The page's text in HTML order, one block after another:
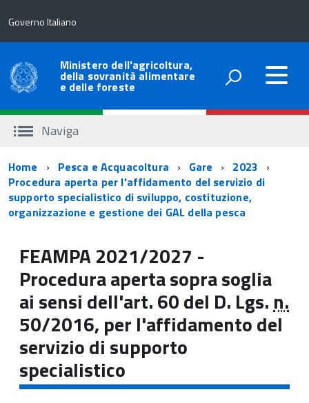
Governo Italiano
Ministero dell'agricoltura,
della sovranità alimentare
e delle foreste
Naviga
Percorso
di
navigazione
Home Pesca e Acquacoltura Gare
2023
Procedura aperta per l'affidamento del servizio di
supporto specialistico di sviluppo, costituzione,
organizzazione e gestione dei GAL della pesca
FEAMPA 2021/2027 -
Procedura aperta sopra soglia
ai sensi dell'art. 60 del D. Lgs. n.
50/2016, per l'affidamento del
servizio di supporto
specialistico